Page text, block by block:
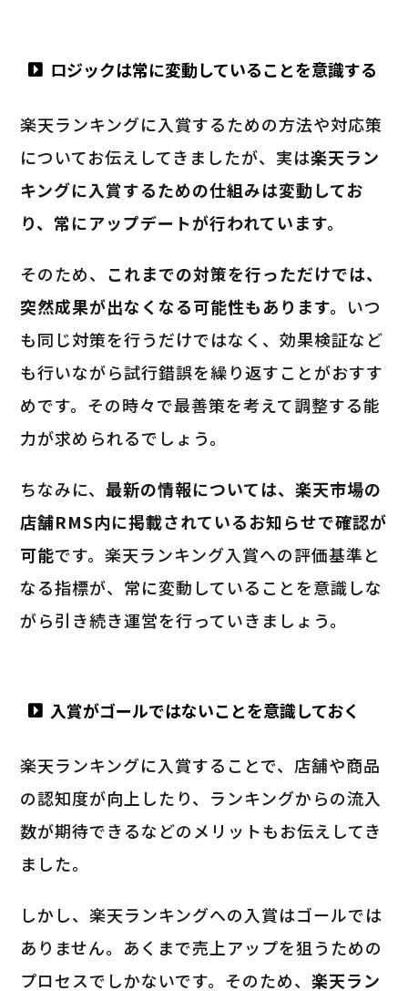
ロジックは常に変動していることを意識する
楽天ランキングに入賞するための方法や対応策
についてお伝えしてきましたが、実は楽天ラン
キングに入賞するための仕組みは変動してお
り、常にアップデートが行われています。
そのため、 これまでの対策を行っただけでは、
突然成果が出なくなる可能性もあります。 いつ
も同じ対策を行うだけではなく、効果検証など
も行いながら試行錯誤を繰り返すことがおすす
めです。その時々で最善策を考えて調整する能
力が求められるでしょう。
ちなみに、最新の情報については、楽天市場の
店舗RMS内に掲載されているお知らせで確認が
可能です。楽天ランキング入賞への評価基準と
なる指標が、常に変動していることを意識しな
がら引き続き運営を行っていきましょう。
入賞がゴールではないことを意識しておく
楽天ランキングに入賞することで、店舗や商品
の認知度が向上したり、ランキングからの流入
数が期待できるなどのメリットもお伝えしてき
ました。
しかし、楽天ランキングへの入賞はゴールでは
ありません。あくまで売上アップを狙うための
プロセスでしかないです。そのため、楽天ラン